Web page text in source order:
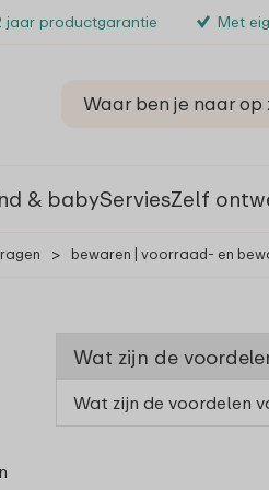
jaar productgarantie Met
& babyServiesZelf
> bewaren | voorraad- en
Wat zijn de
Wat zijn de voordelen